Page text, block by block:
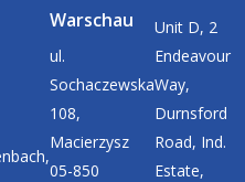
Warschau
ul.
Sochaczewska
108,
Macierzysz
05-850
Unit D, 2
Endeavour
Way,
Durnsford
Road, Ind.
Estate,